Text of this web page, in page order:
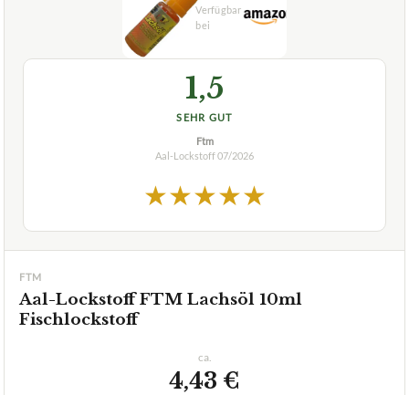
1,5
SEHR GUT
Ftm
Aal-Lockstoff07/2026
★★★★★
FTM
Aal-Lockstoff FTM Lachsöl 10ml
Fischlockstoff
ca.
4,43 €